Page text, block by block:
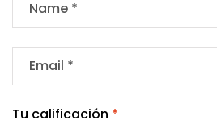
Tu calificación *